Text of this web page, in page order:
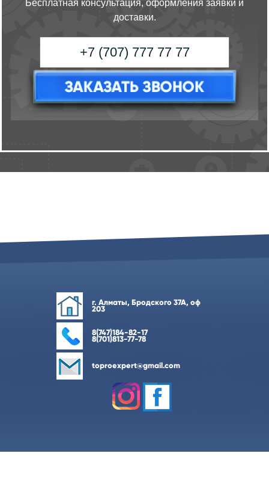
Бесплатная консультация, оформления заявки и
доставки.
ЗАКАЗАТЬ ЗВОНОК
г. Алматы, Бродского 37А, оф
203
8(747)184-82-17
8(701)813-77-78
toproexpert@gmail.com